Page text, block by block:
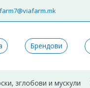
Брендови
зглобови и мускули